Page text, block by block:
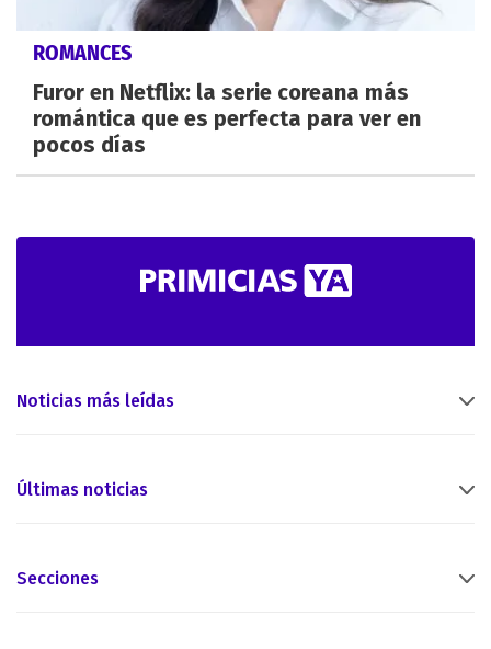
ROMANCES
Furor en Netflix: la serie coreana más
romántica que es perfecta para ver en
pocos días
Noticias más leídas
Últimas noticias
Secciones